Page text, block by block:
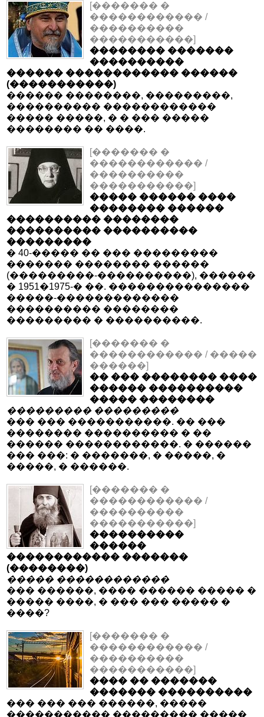
[������� �
������������ /
����������
�����������]
�������� �������
����������
������ ������������ ������
(�����������)
������ ��������, ���������,
���������� ������������
����� �����, � � ��� �����
�������� �� ����.
[������� �
������������ /
����������
�����������]
����� ������ ����
�������� ������
���������� ��������
���������� ����������
���������
� 40-����� �� ��� ���������
������� �������� ������
(���������-����������), ������
� 1951�1975-� ��. ���������������
�����-�������������
���������� ��������
��������� � ����������.
[������� �
������������ / �����
������]
�� ��� �������� ����
������ ����������
����� ��������
��������� ���������
��� ��� �����������. �� ���
�������� ���������� � ��
������ ������������. � ������
��� ���: � �������, � �����, �
�����, � ������.
[������� �
������������ /
����������
�����������]
����������
������
������������ �������
(��������)
����� ������������
��� ������, ���� ������ ����� �
����� ����, � ��� ��� ����� �
����?
[������� �
������������ /
����������
�����������]
���� �� �������
������� ����������
��� ��� ��� ������, �����
����������� ��������� �����